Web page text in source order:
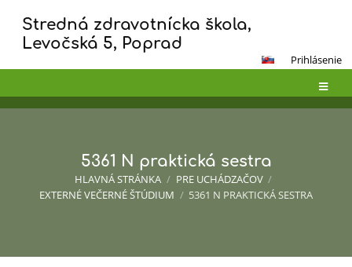
Stredná zdravotnícka škola,
Levočská 5, Poprad
Prihlásenie
5361 N praktická sestra
HLAVNÁ STRÁNKA / PRE UCHÁDZAČOV /
EXTERNÉ VEČERNÉ ŠTÚDIUM / 5361 N PRAKTICKÁ SESTRA